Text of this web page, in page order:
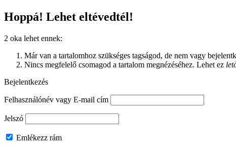
Hoppá! Lehet eltévedtél!
2 oka lehet ennek:
Már van a tartalomhoz szükséges tagságod, de nem vagy
Nincs megfelelő csomagod a tartalom megnézéséhez. Lehet ez
Bejelentkezés
Felhasználónév vagy E-mail cím
Jelszó
Emlékezz rám